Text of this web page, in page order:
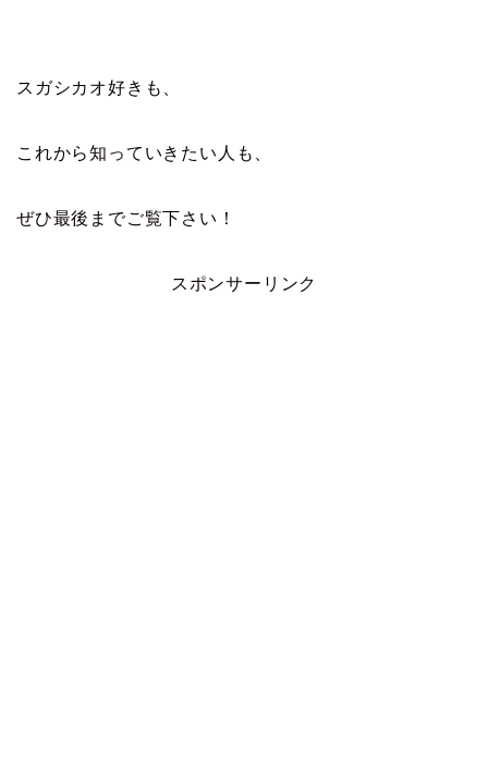
スガシカオ好きも、
これから知っていきたい人も、
ぜひ最後までご覧下さい！
スポンサーリンク